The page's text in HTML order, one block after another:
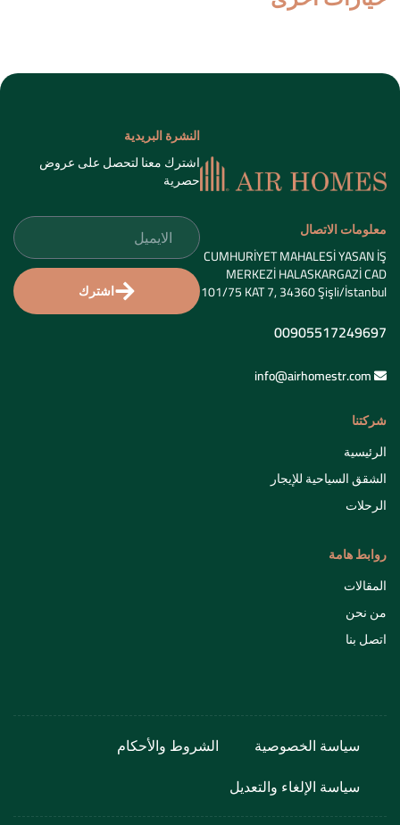
معلومات الاتصال
CUMHURİYET MAHALESİ YASAN İŞ
MERKEZİ HALASKARGAZİ CAD
101/75 KAT 7, 34360 Şişli/İstanbul
00905517249697
info@airhomestr.com
شركتنا
الرئيسية
الشقق السياحية للإيجار
الرحلات
روابط هامة
المقالات
من نحن
اتصل بنا
النشرة البريدية
اشترك معنا لتحصل على عروض
حصرية
اشترك
سياسة الخصوصية
الشروط والأحكام
سياسة الإلغاء والتعديل